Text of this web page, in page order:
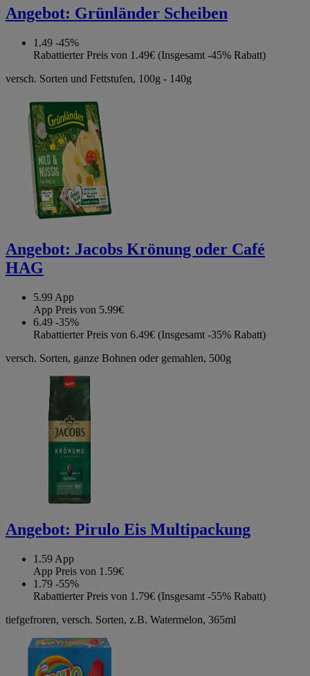
Angebot: Grünländer Scheiben
1.49 -45%
Rabattierter Preis von 1.49€ (Insgesamt -45% Rabatt)
versch. Sorten und Fettstufen, 100g - 140g
Angebot: Jacobs Krönung oder Café
HAG
5.99 App
App Preis von 5.99€
6.49 -35%
Rabattierter Preis von 6.49€ (Insgesamt -35% Rabatt)
versch. Sorten, ganze Bohnen oder gemahlen, 500g
Angebot: Pirulo Eis Multipackung
1.59 App
App Preis von 1.59€
1.79 -55%
Rabattierter Preis von 1.79€ (Insgesamt -55% Rabatt)
tiefgefroren, versch. Sorten, z.B. Watermelon, 365ml